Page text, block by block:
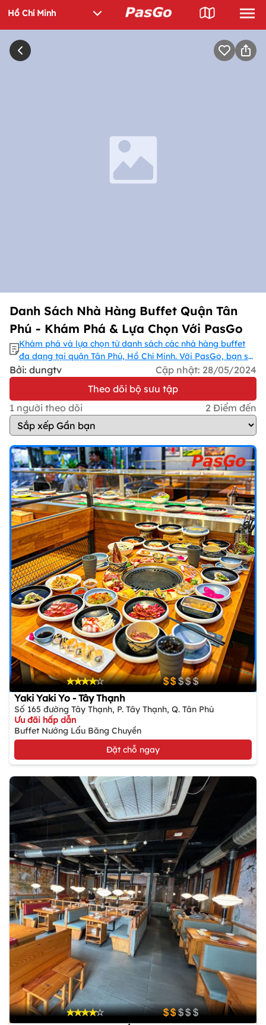
Danh Sách Nhà Hàng Buffet Quận Tân
Phú - Khám Phá & Lựa Chọn Với PasGo
Khám phá và lựa chọn từ danh sách các nhà hàng buffet
đa dạng tại quận Tân Phú, Hồ Chí Minh. Với PasGo, bạn sẽ
dễ dàng tìm thấy những địa điểm ẩm thực phong phú và
nay để bắt đầu hành trình ẩm thực của bạn!
Bởi: dungtv Cập nhật: 28/05/2024
Theo dõi bộ sưu tập
1 người theo dõi 2 Điểm đến
Yaki Yaki Yo - Tây Thạnh
Số 165 đường Tây Thạnh, P. Tây Thạnh, Q. Tân Phú
Ưu đãi hấp dẫn
Buffet Nướng Lẩu Băng Chuyền
Đặt chỗ ngay